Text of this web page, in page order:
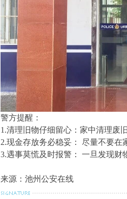
警方提醒：
1.清理旧物仔细留心：家中清理废
2.现金存放务必稳妥： 尽量不要
3.遇事莫慌及时报警： 一旦发现财
来源：池州公安在线